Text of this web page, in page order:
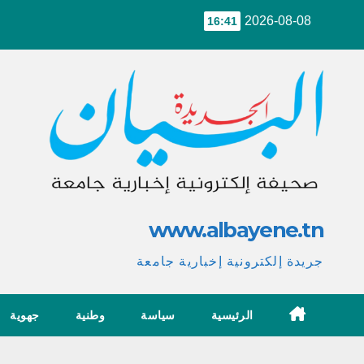
2026-08-08
16:41
www.albayene.tn
جريدة إلكترونية إخبارية جامعة
الرئيسية سياسة وطنية جهوية